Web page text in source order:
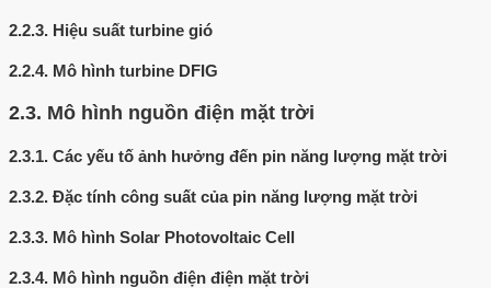
2.2.3. Hiệu suất turbine gió
2.2.4. Mô hình turbine DFIG
2.3. Mô hình nguồn điện mặt trời
2.3.1. Các yếu tố ảnh hưởng đến pin năng lượng mặt trời
2.3.2. Đặc tính công suất của pin năng lượng mặt trời
2.3.3. Mô hình Solar Photovoltaic Cell
2.3.4. Mô hình nguồn điện điện mặt trời